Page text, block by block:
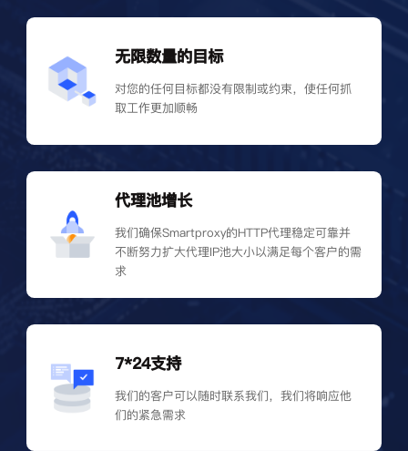
无限数量的目标
对您的任何目标都没有限制或约束，使任何抓
取工作更加顺畅
代理池增长
我们确保Smartproxy的HTTP代理稳定可靠并
不断努力扩大代理IP池大小以满足每个客户的需
求
7*24支持
我们的客户可以随时联系我们，我们将响应他
们的紧急需求